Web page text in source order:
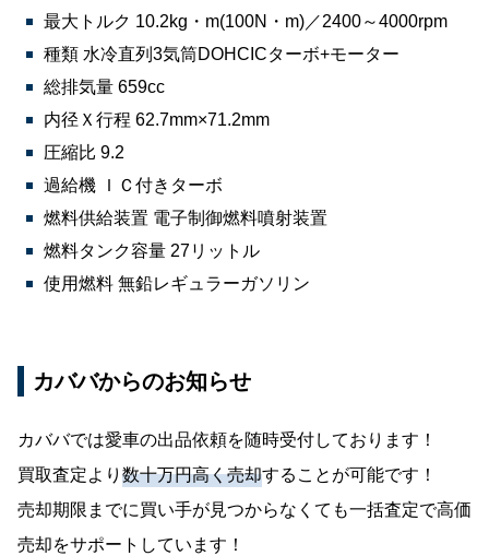
最大トルク 10.2kg・m(100N・m)／2400～4000rpm
種類 水冷直列3気筒DOHCICターボ+モーター
総排気量 659cc
内径Ｘ行程 62.7mm×71.2mm
圧縮比 9.2
過給機 ＩＣ付きターボ
燃料供給装置 電子制御燃料噴射装置
燃料タンク容量 27リットル
使用燃料 無鉛レギュラーガソリン
カババからのお知らせ
カババでは愛車の出品依頼を随時受付しております！
買取査定より 数十万円高く売却することが可能です！
売却期限までに買い手が見つからなくても一括査定で高価
売却をサポートしています！